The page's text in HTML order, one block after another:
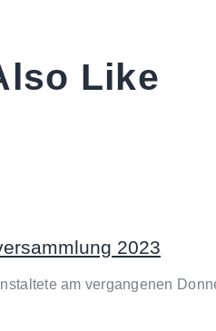
Like
2023
am vergangenen